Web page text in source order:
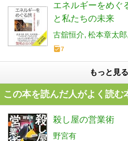
エネルギーをめ
と私たちの未来
古舘恒介 松本章太郎
7
もっと見る
この本を読んだ人がよく読む
殺し屋の営業術
野宮有